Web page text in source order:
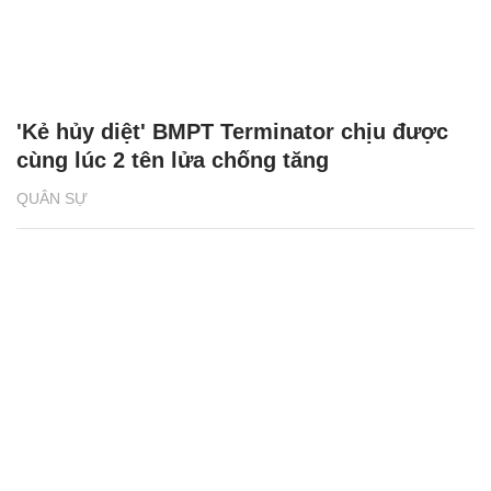
QUÂN SỰ
'Kẻ hủy diệt' BMPT Terminator chịu được
cùng lúc 2 tên lửa chống tăng